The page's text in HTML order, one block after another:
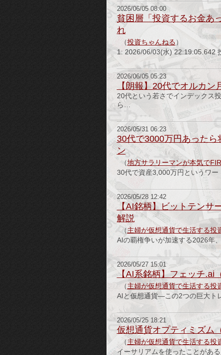
2026/06/05 08:00
貧困層「投資するお金あ
れ
（投資ちゃんねる）
1: 2026/06/03(水) 22:19:05.642
2026/06/05 05:23
【朗報】20代でオルカ
20代という若さでインデックス
ら…
2026/05/31 06:23
30代で3000万円あった
ン
（地方サラリーマンが本気で
30代で資産3,000万円というワ
2026/05/28 12:42
【AI銘柄】ビットテンサ
解説
（主婦が仮想通貨で生活する投
AIの覇権争いが加速する2026年
2026/05/27 15:01
【AI系銘柄】フェッチ.ai
（主婦が仮想通貨で生活する投
AIと仮想通貨—この2つの巨大ト
2026/05/25 18:21
仮想通貨オプティミズム
（主婦が仮想通貨で生活する投
イーサリアムを使ったことがあ